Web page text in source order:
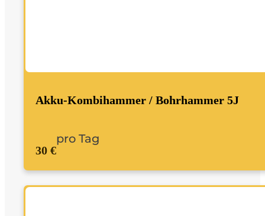
Akku-Kombihammer / Bohrhammer 5J
30 €
pro Tag